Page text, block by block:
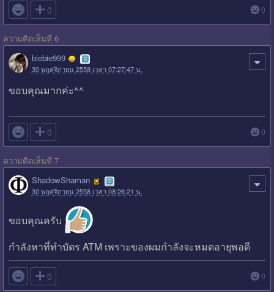
 0 0
ความคิดเห็นที่ 6
biebie999
30 พฤศจิกายน 2558 เวลา 07:27:47 น.
ขอบคุณมากค่ะ^^
 0 0
ความคิดเห็นที่ 7
ShadowShaman
30 พฤศจิกายน 2558 เวลา 08:26:21 น.
ขอบคุณครับ
กำลังหาที่ทำบัตร ATM เพราะของผมกำลังจะหมดอายุพอดี
 0 0